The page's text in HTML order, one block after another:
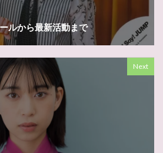
ルから最新活動まで
Next